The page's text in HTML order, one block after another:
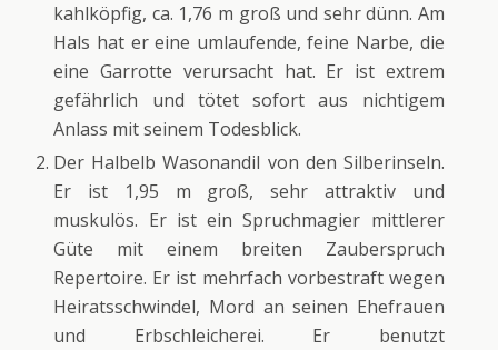
kahlköpfig, ca. 1,76 m groß und sehr dünn. Am
Hals hat er eine umlaufende, feine Narbe, die
eine Garrotte verursacht hat. Er ist extrem
gefährlich und tötet sofort aus nichtigem
Anlass mit seinem Todesblick.
Der Halbelb Wasonandil von den Silberinseln.
Er ist 1,95 m groß, sehr attraktiv und
muskulös. Er ist ein Spruchmagier mittlerer
Güte mit einem breiten Zauberspruch
Repertoire. Er ist mehrfach vorbestraft wegen
Heiratsschwindel, Mord an seinen Ehefrauen
und Erbschleicherei. Er benutzt